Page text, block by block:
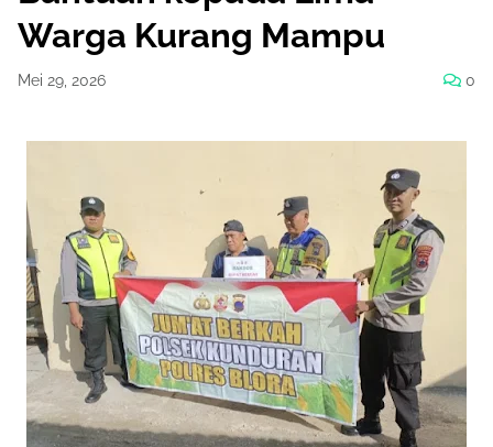
Warga Kurang Mampu
Mei 29, 2026 0